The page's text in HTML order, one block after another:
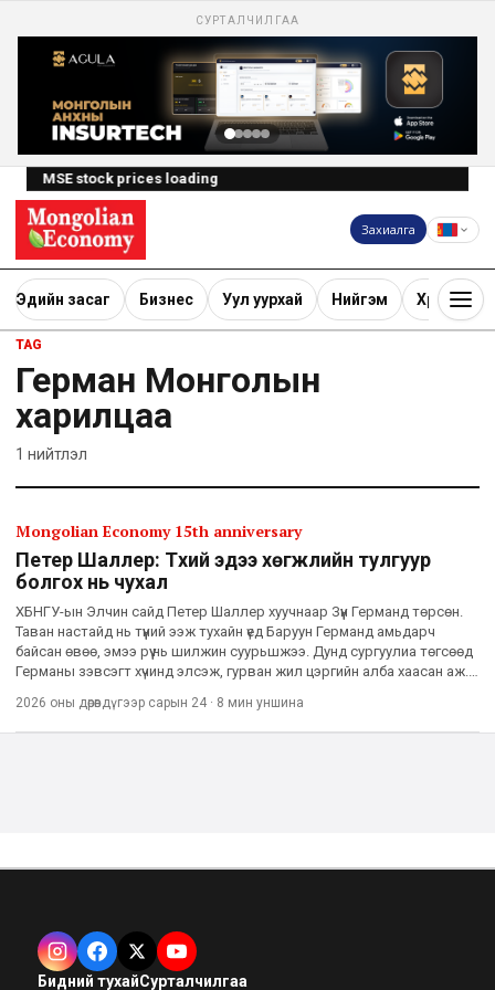
СУРТАЛЧИЛГАА
MSE stock prices loading
Захиалга
Эдийн засаг Бизнес Уул уурхай Нийгэм Хөрөнгө
TAG
Герман Монголын
харилцаа
1 нийтлэл
Mongolian Economy 15th anniversary
Петер Шаллер: Түүхий эдээ хөгжлийн тулгуур
болгох нь чухал
ХБНГУ-ын Элчин сайд Петер Шаллер хуучнаар Зүүн Германд төрсөн.
Таван настайд нь түүний ээж тухайн үед Баруун Германд амьдарч
байсан өвөө, эмээ рүү нь шилжин суурьшжээ. Дунд сургуулиа төгсөөд
Германы зэвсэгт хүчинд элсэж, гурван жил цэргийн алба хаасан аж.
2026 оны дөрөвдүгээр сарын 24 · 8 мин уншина
Бидний тухайСурталчилгаа